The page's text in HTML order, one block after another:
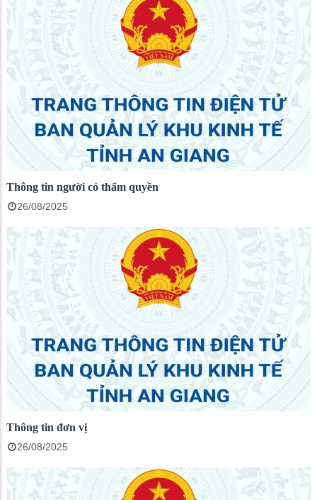
Thông tin người có thẩm quyền
26/08/2025
Thông tin đơn vị
26/08/2025